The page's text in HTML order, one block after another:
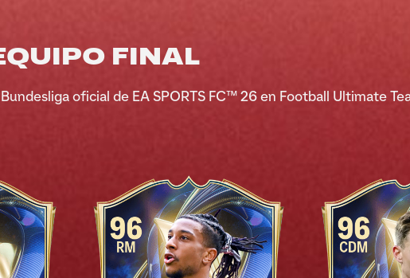
FINAL
oficial de EA SPORTS FC™ 26 en Football Ultimate